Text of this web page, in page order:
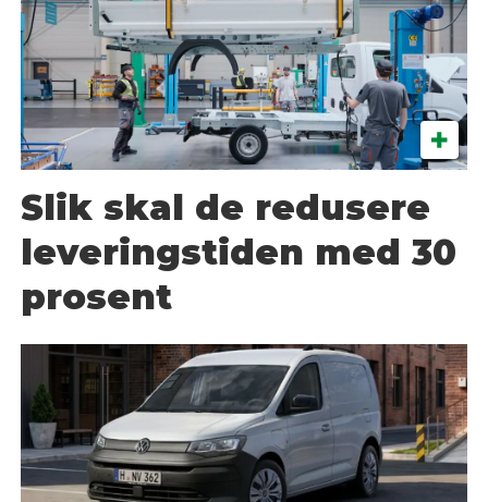
Slik skal de redusere
leveringstiden med 30
prosent